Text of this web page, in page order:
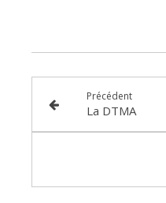
Précédent
La DTMA